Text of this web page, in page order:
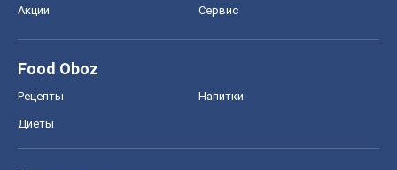
Акции Сервис
Food Oboz
Рецепты Напитки
Диеты